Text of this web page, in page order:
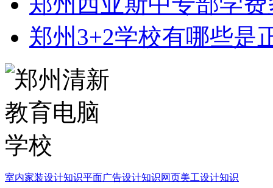
郑州3+2学校有哪些是
室内家装设计知识平面广告设计知识网页美工设计知识